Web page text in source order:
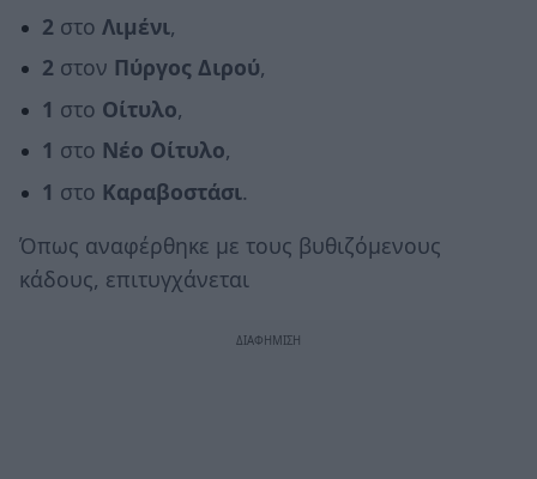
2στο Λιμένι,
2στον Πύργος Διρού,
1 στο Οίτυλο,
1 στο Νέο Οίτυλο,
1 στο Καραβοστάσι.
Όπως αναφέρθηκε με τους βυθιζόμενους
κάδους, επιτυγχάνεται